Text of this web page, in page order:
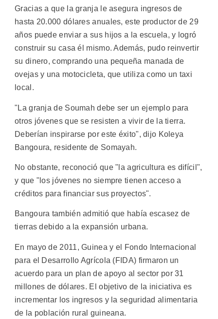
Gracias a que la granja le asegura ingresos de
hasta 20.000 dólares anuales, este productor de 29
años puede enviar a sus hijos a la escuela, y logró
construir su casa él mismo. Además, pudo reinvertir
su dinero, comprando una pequeña manada de
ovejas y una motocicleta, que utiliza como un taxi
local.
"La granja de Soumah debe ser un ejemplo para
otros jóvenes que se resisten a vivir de la tierra.
Deberían inspirarse por este éxito", dijo Koleya
Bangoura, residente de Somayah.
No obstante, reconoció que "la agricultura es difícil",
y que "los jóvenes no siempre tienen acceso a
créditos para financiar sus proyectos".
Bangoura también admitió que había escasez de
tierras debido a la expansión urbana.
En mayo de 2011, Guinea y el Fondo Internacional
para el Desarrollo Agrícola (FIDA) firmaron un
acuerdo para un plan de apoyo al sector por 31
millones de dólares. El objetivo de la iniciativa es
incrementar los ingresos y la seguridad alimentaria
de la población rural guineana.